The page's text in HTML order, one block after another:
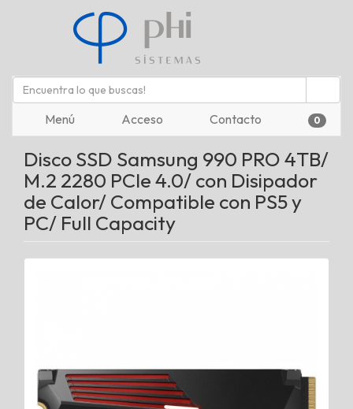
Menú Acceso Contacto 0
Disco SSD Samsung 990 PRO 4TB/
M.2 2280 PCIe 4.0/ con Disipador
de Calor/ Compatible con PS5 y
PC/ Full Capacity